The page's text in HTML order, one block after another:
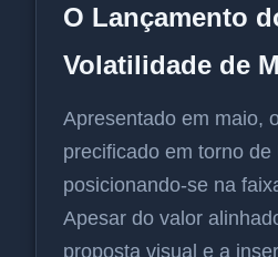
O Lançamento
Volatilidade de
Apresentado em maio,
precificado em torno de
posicionando-se na
Apesar do valor
proposta visual e a